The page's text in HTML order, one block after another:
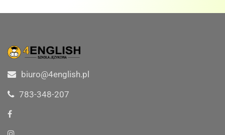
biuro@4english.pl
783-348-207